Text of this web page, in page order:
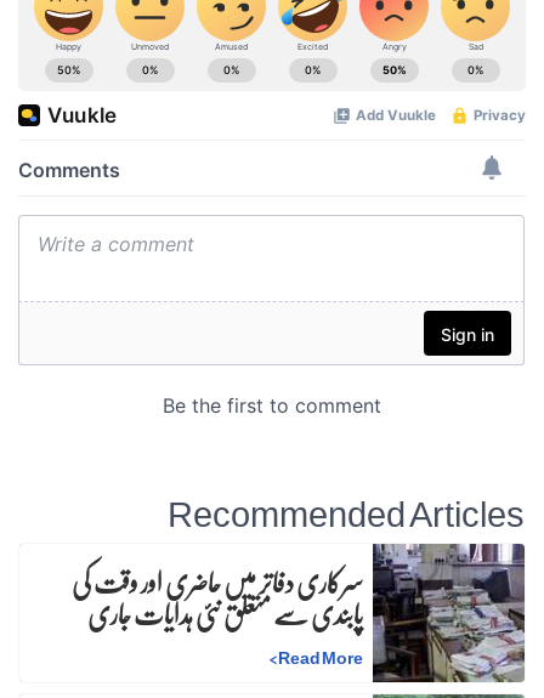
Recommended Articles
سرکاری دفاتر میں حاضری اور وقت کی
پابندی سے متعلق نئی ہدایات جاری
Read More
>